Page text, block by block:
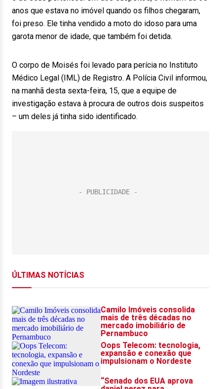
anos que estava no imóvel quando os filhos chegaram,
foi preso. Ele tinha vendido a moto do idoso para uma
garota menor de idade, que também foi detida.
O corpo de Moisés foi levado para perícia no Instituto
Médico Legal (IML) de Registro. A Polícia Civil informou,
na manhã desta sexta-feira, 15, que a equipe de
investigação estava à procura de outros dois suspeitos
– um deles já tinha sido identificado.